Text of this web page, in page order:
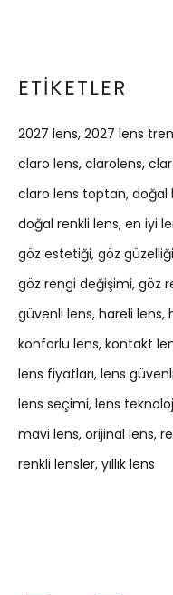
ETIKETLER
2027 lens 2027 lens
claro lens clarolens
claro lens toptan doğal
doğal renkli lens en iyi
göz estetiği göz güzelliği
göz rengi değişimi göz
güvenli lens hareli lens
konforlu lens kontakt
lens fiyatları lens
lens seçimi lens
mavi lens orijinal lens
renkli lensler yıllık lens